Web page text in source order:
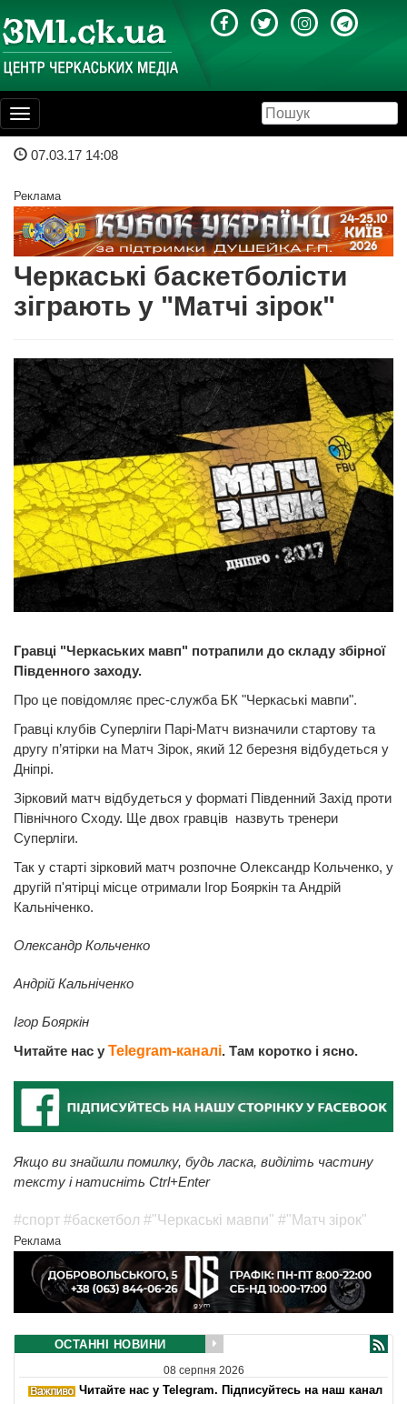
Toggle
navigation
07.03.17 14:08
Реклама
Черкаські баскетболісти
зіграють у "Матчі зірок"
Гравці "Черкаських мавп" потрапили до складу збірної
Південного заходу.
Про це повідомляє прес-служба БК "Черкаські мавпи".
Гравці клубів Суперліги Парі-Матч визначили стартову та
другу п’ятірки на Матч Зірок, який 12 березня відбудеться у
Дніпрі.
Зірковий матч відбудеться у форматі Південний Захід проти
Північного Сходу. Ще двох гравців назвуть тренери
Суперліги.
Так у старті зірковий матч розпочне Олександр Кольченко, у
другій п'ятірці місце отримали Ігор Бояркін та Андрій
Кальніченко.
Олександр Кольченко
Андрій Кальніченко
Ігор Бояркін
Читайте нас у Telegram-каналі. Там коротко і ясно.
Якщо ви знайшли помилку, будь ласка, виділіть частину
тексту і натисніть Ctrl+Enter
#спорт #баскетбол #"Черкаські мавпи" #"Матч зірок"
Реклама
ОСТАННІ НОВИНИ
08 серпня 2026
Читайте нас у Telegram. Підписуйтесь на наш канал